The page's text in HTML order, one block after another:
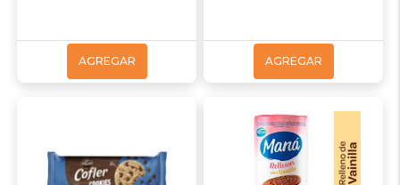
AGREGAR AGREGAR